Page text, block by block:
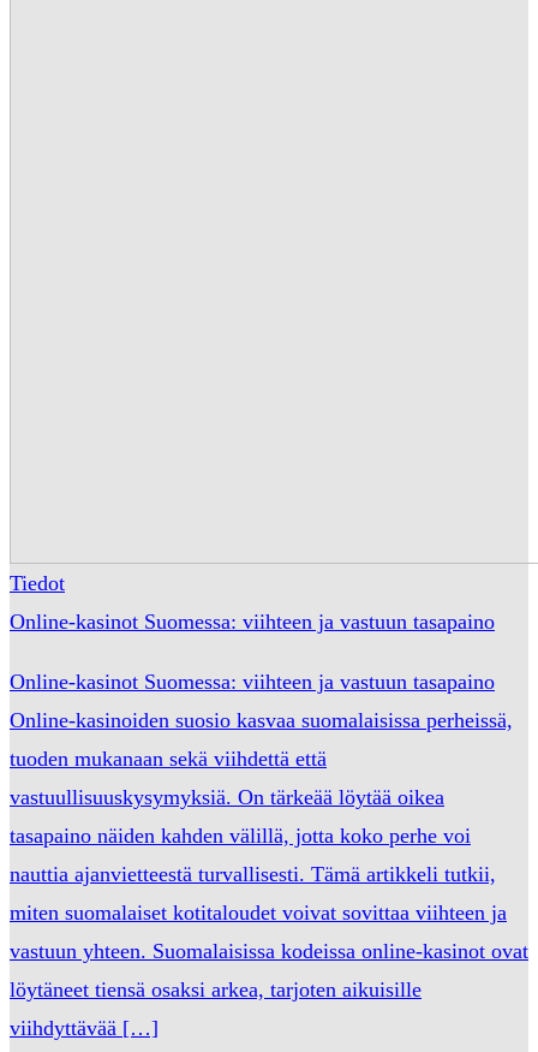
Tiedot
Online-kasinot Suomessa: viihteen ja vastuun tasapaino
Online-kasinot Suomessa: viihteen ja vastuun tasapaino
Online-kasinoiden suosio kasvaa suomalaisissa perheissä,
tuoden mukanaan sekä viihdettä että
vastuullisuuskysymyksiä. On tärkeää löytää oikea
tasapaino näiden kahden välillä, jotta koko perhe voi
nauttia ajanvietteestä turvallisesti. Tämä artikkeli tutkii,
miten suomalaiset kotitaloudet voivat sovittaa viihteen ja
vastuun yhteen. Suomalaisissa kodeissa online-kasinot ovat
löytäneet tiensä osaksi arkea, tarjoten aikuisille
viihdyttävää […]